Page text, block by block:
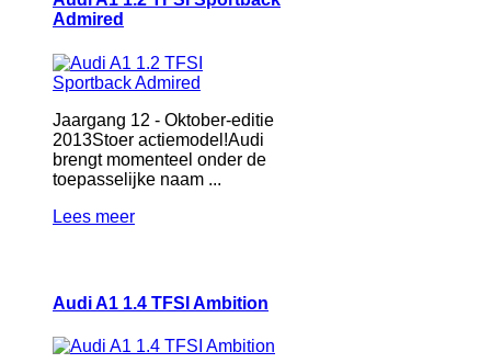
Admired
Jaargang 12 - Oktober-editie
2013Stoer actiemodel!Audi
brengt momenteel onder de
toepasselijke naam ...
Lees meer
Audi A1 1.4 TFSI Ambition